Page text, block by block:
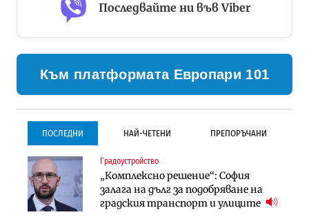
Последвайте ни във Viber
Към платформата Европари 101
ПОСЛЕДНИ НАЙ-ЧЕТЕНИ ПРЕПОРЪЧАНИ
Градоустройство
„Комплексно решение“: София
залага на дълг за подобряване на
градския транспорт и улиците
Градоустройство
Столична община избра
изпълнител за преместването на
трамвайното трасе по бул.
Инфраструктура
Проектирането на тунела под
Петрохан ще върви паралелно с
екологичните оценки